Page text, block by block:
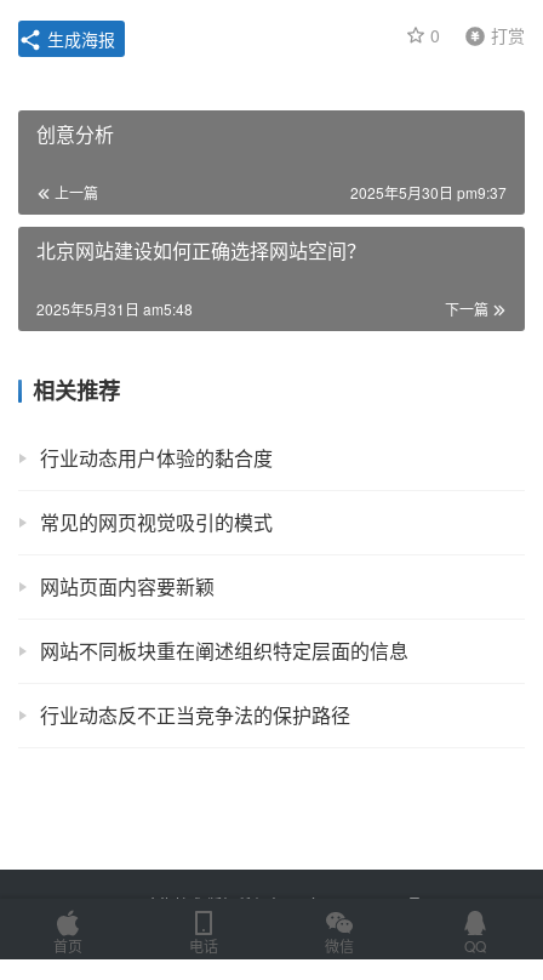
0 打赏
生成海报
创意分析
上一篇 2025年5月30日 pm9:37
北京网站建设如何正确选择网站空间？
下一篇
2025年5月31日 am5:48
相关推荐
行业动态用户体验的黏合度
常见的网页视觉吸引的模式
网站页面内容要新颖
网站不同板块重在阐述组织特定层面的信息
行业动态反不正当竞争法的保护路径
Copyright © 2025 金海技术 版权所有 鲁ICP备2022012774号-2
首页
电话 微信 QQ